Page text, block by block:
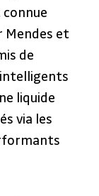
connue
Mendes et
de
liquide
via les